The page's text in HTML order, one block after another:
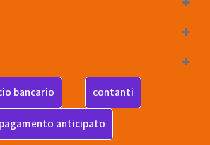
bancario contanti
pagamento anticipato